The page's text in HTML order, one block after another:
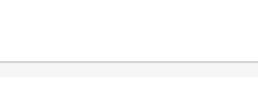
大勢の方が勤務されているので、突然のお休み等
(例：「子供が体調不良になったので今日は休み